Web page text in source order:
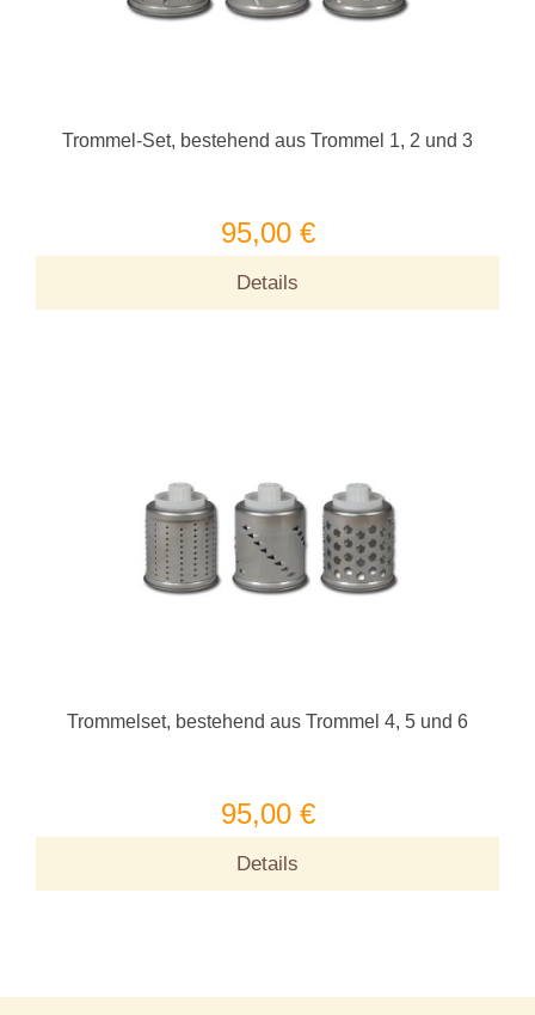
Trommel-Set, bestehend aus Trommel 1, 2 und 3
95,00 €
Details
Trommelset, bestehend aus Trommel 4, 5 und 6
95,00 €
Details